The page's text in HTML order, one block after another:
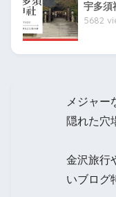
宇多須
5682
メジャー
隠れた穴
金沢旅行
いブログ